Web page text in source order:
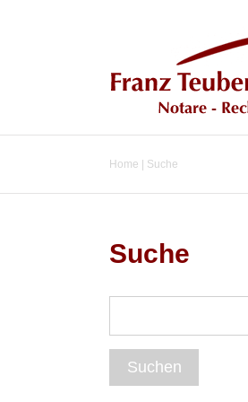
Home Suche
Suche